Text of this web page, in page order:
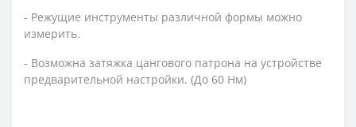
- Режущие инструменты различной формы можно
измерить.
- Возможна затяжка цангового патрона на устройстве
предварительной настройки. (До 60 Нм)